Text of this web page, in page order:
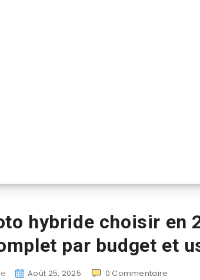
hybride choisir en
par budget et
Août 25, 2025 0 Commentaire